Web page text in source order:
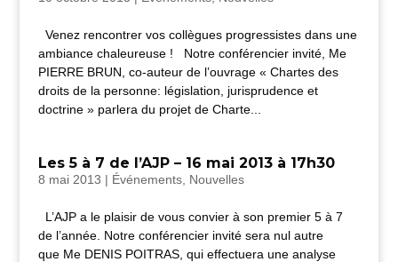
Venez rencontrer vos collègues progressistes dans une
ambiance chaleureuse ! Notre conférencier invité, Me
PIERRE BRUN, co-auteur de l’ouvrage « Chartes des
droits de la personne: législation, jurisprudence et
doctrine » parlera du projet de Charte...
Les 5 à 7 de l’AJP – 16 mai 2013 à 17h30
8 mai 2013 | Événements, Nouvelles
L’AJP a le plaisir de vous convier à son premier 5 à 7
de l’année. Notre conférencier invité sera nul autre
que Me DENIS POITRAS, qui effectuera une analyse